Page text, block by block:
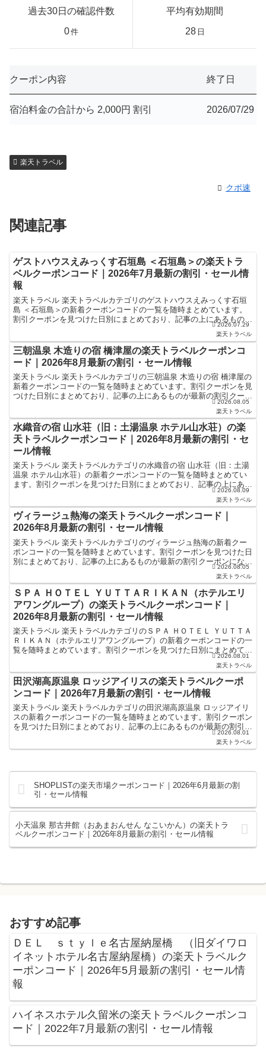
過去30日の確認件数
0件
平均有効期間
28 日
クーポン内容 終了日
宿泊料金の合計から 2,000円 割引 2026/07/29
楽天トラベル
クポ速
関連記事
ゲストハウスえみっくす石垣島 ＜石垣島＞の楽天トラ
ベルクーポンコード｜2026年7月最新の割引・セール情
報
楽天トラベル 楽天トラベルカテゴリのゲストハウスえみっくす石垣
島 ＜石垣島＞の新着クーポンコードの一覧を随時まとめています。
割引クーポンを見つけた日別にまとめており、記事の上にあるものが
最新の割引クーポンになります。ホテル・旅館宿泊の予約な...2026.07.29
楽天トラベル
三朝温泉 木造りの宿 橋津屋の楽天トラベルクーポンコ
ード｜2026年8月最新の割引・セール情報
楽天トラベル 楽天トラベルカテゴリの三朝温泉 木造りの宿 橋津屋の
新着クーポンコードの一覧を随時まとめています。割引クーポンを見
つけた日別にまとめており、記事の上にあるものが最新の割引クーポ
ンになります。ホテル・旅館宿泊の予約などで使えるク...
2026.08.05
楽天トラベル
水織音の宿 山水荘（旧：土湯温泉 ホテル山水荘）の楽
天トラベルクーポンコード｜2026年8月最新の割引・セ
ール情報
楽天トラベル 楽天トラベルカテゴリの水織音の宿 山水荘（旧：土湯
温泉 ホテル山水荘）の新着クーポンコードの一覧を随時まとめてい
ます。割引クーポンを見つけた日別にまとめており、記事の上にある
ものが最新の割引クーポンになります。ホテル・旅館宿泊...2026.08.09
楽天トラベル
ヴィラージュ熱海の楽天トラベルクーポンコード｜
2026年8月最新の割引・セール情報
楽天トラベル 楽天トラベルカテゴリのヴィラージュ熱海の新着クー
ポンコードの一覧を随時まとめています。割引クーポンを見つけた日
別にまとめており、記事の上にあるものが最新の割引クーポンになり
ます。ホテル・旅館宿泊の予約などで使えるクーポンやセー...2026.08.05
楽天トラベル
ＳＰＡ ＨＯＴＥＬ ＹＵＴＴＡＲＩＫＡＮ（ホテルエリ
アワングループ）の楽天トラベルクーポンコード｜
2026年8月最新の割引・セール情報
楽天トラベル 楽天トラベルカテゴリのＳＰＡ ＨＯＴＥＬ ＹＵＴＴＡ
ＲＩＫＡＮ（ホテルエリアワングループ）の新着クーポンコードの一
覧を随時まとめています。割引クーポンを見つけた日別にまとめてお
り、記事の上にあるものが最新の割引クーポンになりま... 2026.08.01
楽天トラベル
田沢湖高原温泉 ロッジアイリスの楽天トラベルクーポ
ンコード｜2026年7月最新の割引・セール情報
楽天トラベル 楽天トラベルカテゴリの田沢湖高原温泉 ロッジアイリ
スの新着クーポンコードの一覧を随時まとめています。割引クーポン
を見つけた日別にまとめており、記事の上にあるものが最新の割引ク
ーポンになります。ホテル・旅館宿泊の予約などで使える...2026.08.01
楽天トラベル
SHOPLISTの楽天市場クーポンコード｜2026年6月最新の割
引・セール情報
小天温泉 那古井館（おあまおんせん なこいかん）の楽天トラ
ベルクーポンコード｜2026年8月最新の割引・セール情報
おすすめ記事
ＤＥＬ ｓｔｙｌｅ名古屋納屋橋 （旧ダイワロ
イネットホテル名古屋納屋橋）の楽天トラベルク
ーポンコード｜2026年5月最新の割引・セール情
報
ハイネスホテル久留米の楽天トラベルクーポンコ
ード｜2022年7月最新の割引・セール情報